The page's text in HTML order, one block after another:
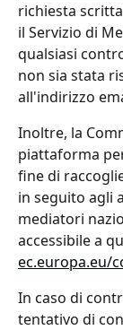
richiesta
il Servizio di
qualsiasi
non sia stata
all'indirizzo
Inoltre, la
piattaforma
fine di
in seguito agli
mediatori
accessibile a
ec.europa.eu/
In caso di
tentativo di